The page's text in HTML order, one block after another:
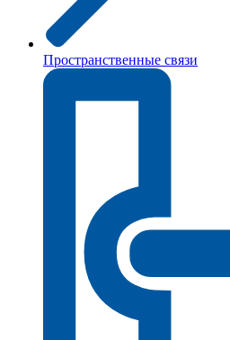
Пространственные связи